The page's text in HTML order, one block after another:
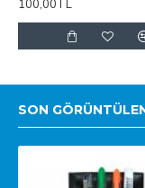
100,00TL
SON